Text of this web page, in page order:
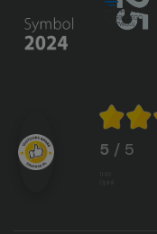
5 / 5